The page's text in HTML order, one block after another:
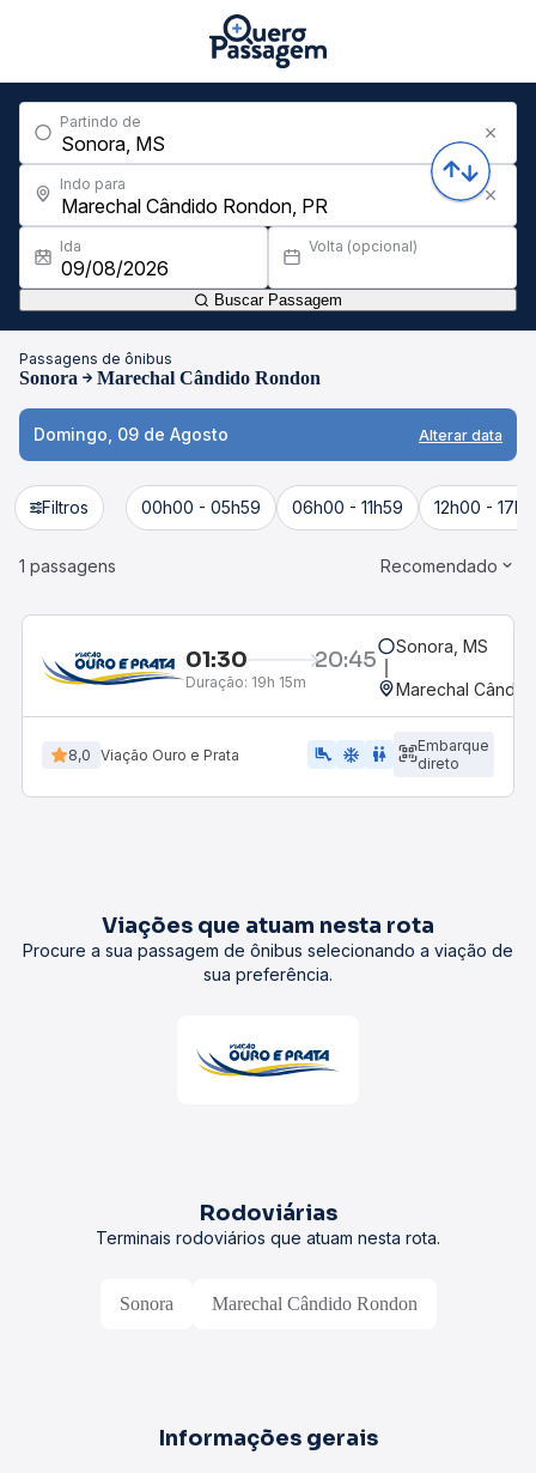
Partindo de
Indo para
Ida Volta (opcional)
Buscar Passagem
Passagens de ônibus
Sonora Marechal Cândido Rondon
Domingo, 09 de Agosto Alterar data
Filtros 00h00 - 05h59 06h00 - 11h59 12h00 -
1 passagens Recomendado
01:30 20:45
Duração: 19h 15m
Sonora, MS
Marechal
8,0 Viação Ouro e Prata airline_seat_legroom_extra ac_unit WC
Embarque
direto
Viações que atuam nesta rota
Procure a sua passagem de ônibus selecionando a viação de
sua preferência.
Rodoviárias
Terminais rodoviários que atuam nesta rota.
Sonora Marechal Cândido Rondon
Informações gerais